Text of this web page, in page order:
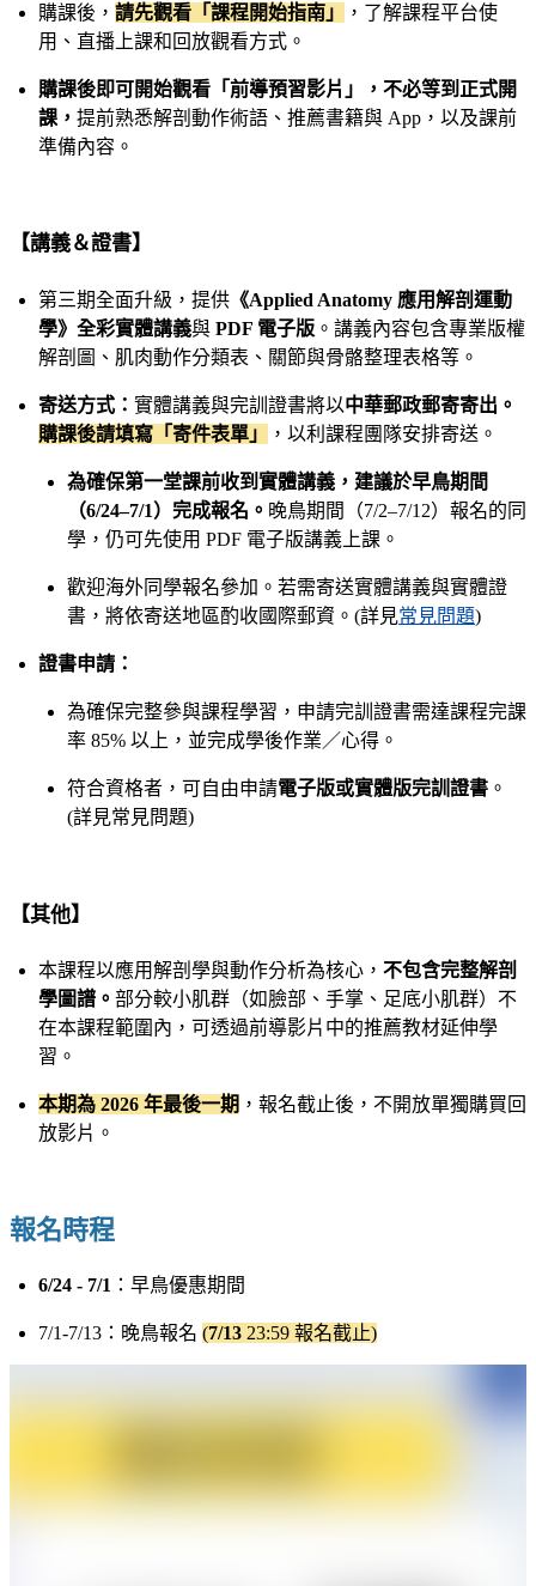
購課後， 請先觀看「課程開始指南」
，了解課程平台使
用、直播上課和回放觀看方式。
購課後即可開始觀看「前導預習影片」，不必等到正式開
課， 提前熟悉解剖動作術語、推薦書籍與 App，以及課前
準備內容。
【講義＆證書】
第三期全面升級，提供 《Applied Anatomy 應用解剖運動
學》全彩實體講義與 PDF 電子版 。講義內容包含專業版權
解剖圖、肌肉動作分類表、關節與骨骼整理表格等。
寄送方式： 實體講義與完訓證書將以中華郵政郵寄寄出。
購課後請填寫「寄件表單」
，以利課程團隊安排寄送。
為確保第一堂課前收到實體講義，建議於早鳥期間
（6/24–7/1）完成報名。 晚鳥期間（7/2–7/12）報名的同
學，仍可先使用 PDF 電子版講義上課。
歡迎海外同學報名參加。若需寄送實體講義與實體證
書，將依寄送地區酌收國際郵資。(詳見常見問題)
證書申請：
為確保完整參與課程學習，申請完訓證書需達課程完課
率 85% 以上，並完成學後作業／心得。
符合資格者，可自由申請電子版或實體版完訓證書 。
(詳見常見問題)
【其他】
本課程以應用解剖學與動作分析為核心， 不包含完整解剖
學圖譜。 部分較小肌群（如臉部、手掌、足底小肌群）不
在本課程範圍內，可透過前導影片中的推薦教材延伸學
習。
本期為 2026 年最後一期 ，報名截止後，不開放單獨購買回
放影片。
報名時程
6/24 - 7/1 ：早鳥優惠期間
7/1-7/13：晚鳥報名 (7/13 23:59 報名截止)